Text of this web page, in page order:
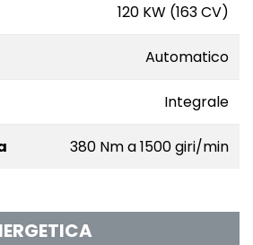
120 KW (163 CV)
Automatico
Integrale
380 Nm a 1500 giri/min